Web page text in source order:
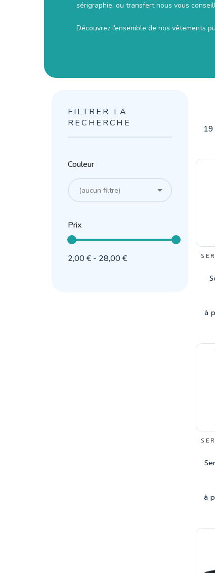
sérigraphie, ou transfert nous vous
Découvrez l’ensemble de nos vêtements
FILTRER LA
RECHERCHE
Couleur
(aucun filtre) 
Prix
2,00 € - 28,00 €
à
à